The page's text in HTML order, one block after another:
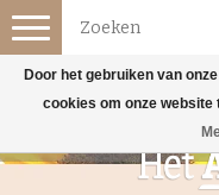
Toggle
navigation
Door het gebruiken van
cookies om onze website